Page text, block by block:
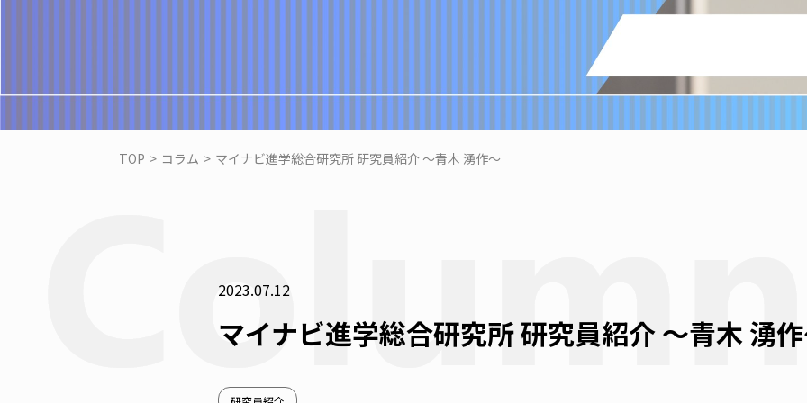
TOP > コラム > マイナビ進学総合研究所 研究員紹介 ～青木 湧作～
2023.07.12
マイナビ進学総合研究所 研究員紹介 ～青木 湧